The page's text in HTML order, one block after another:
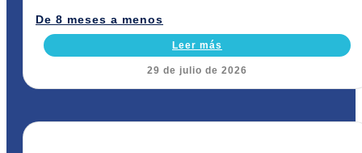
De 8 meses a menos
Leer más
29 de julio de 2026